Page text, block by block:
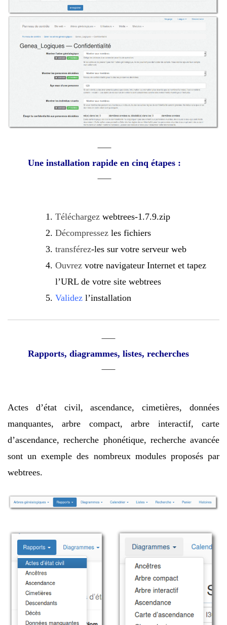
Une installation rapide en cinq étapes :
Téléchargez webtrees-1.7.9.zip
Décompressez les fichiers
transférez-les sur votre serveur web
Ouvrez votre navigateur Internet et tapez
l’URL de votre site webtrees
Validez l’installation
Rapports, diagrammes, listes, recherches
Actes d’état civil, ascendance, cimetières, données
manquantes, arbre compact, arbre interactif, carte
d’ascendance, recherche phonétique, recherche avancée
sont un exemple des nombreux modules proposés par
webtrees.